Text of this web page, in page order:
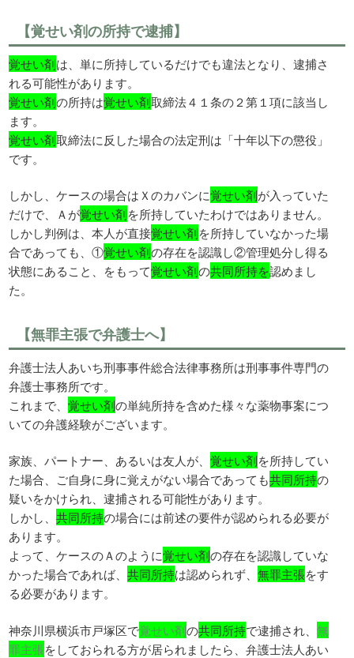
【覚せい剤の所持で逮捕】
覚せい剤は、単に所持しているだけでも違法となり、逮捕さ
れる可能性があります。
覚せい剤の所持は覚せい剤取締法４１条の２第１項に該当し
ます。
覚せい剤取締法に反した場合の法定刑は「十年以下の懲役」
です。
しかし、ケースの場合はＸのカバンに覚せい剤が入っていた
だけで、Ａが覚せい剤を所持していたわけではありません。
しかし判例は、本人が直接覚せい剤を所持していなかった場
合であっても、①覚せい剤の存在を認識し②管理処分し得る
状態にあること、をもって覚せい剤の共同所持を認めまし
た。
【無罪主張で弁護士へ】
弁護士法人あいち刑事事件総合法律事務所は刑事事件専門の
弁護士事務所です。
これまで、覚せい剤の単純所持を含めた様々な薬物事案につ
いての弁護経験がございます。
家族、パートナー、あるいは友人が、覚せい剤を所持してい
た場合、ご自身に身に覚えがない場合であっても共同所持の
疑いをかけられ、逮捕される可能性があります。
しかし、共同所持の場合には前述の要件が認められる必要が
あります。
よって、ケースのＡのように覚せい剤の存在を認識していな
かった場合であれば、共同所持は認められず、無罪主張をす
る必要があります。
神奈川県横浜市戸塚区で覚せい剤の共同所持で逮捕され、無
罪主張をしておられる方が居られましたら、弁護士法人あい